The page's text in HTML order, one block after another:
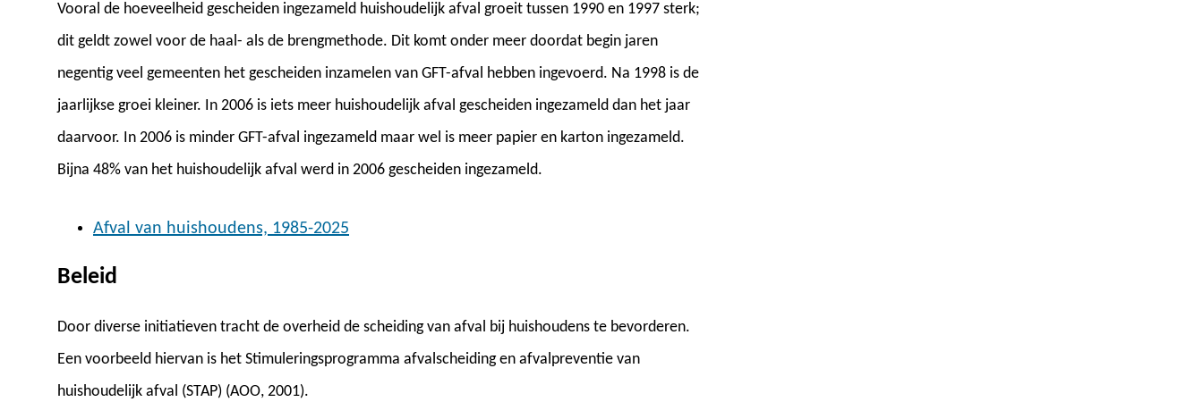
Vooral de hoeveelheid gescheiden ingezameld huishoudelijk afval groeit tussen 1990 en 1997 sterk;
dit geldt zowel voor de haal- als de brengmethode. Dit komt onder meer doordat begin jaren
negentig veel gemeenten het gescheiden inzamelen van GFT-afval hebben ingevoerd. Na 1998 is de
jaarlijkse groei kleiner. In 2006 is iets meer huishoudelijk afval gescheiden ingezameld dan het jaar
daarvoor. In 2006 is minder GFT-afval ingezameld maar wel is meer papier en karton ingezameld.
Bijna 48% van het huishoudelijk afval werd in 2006 gescheiden ingezameld.
Afval van huishoudens, 1985-2025
Beleid
Door diverse initiatieven tracht de overheid de scheiding van afval bij huishoudens te bevorderen.
Een voorbeeld hiervan is het Stimuleringsprogramma afvalscheiding en afvalpreventie van
huishoudelijk afval (STAP) (AOO, 2001).